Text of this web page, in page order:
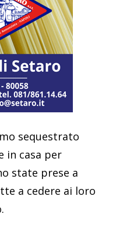
sequestrato
in casa per
state prese a
a cedere ai loro